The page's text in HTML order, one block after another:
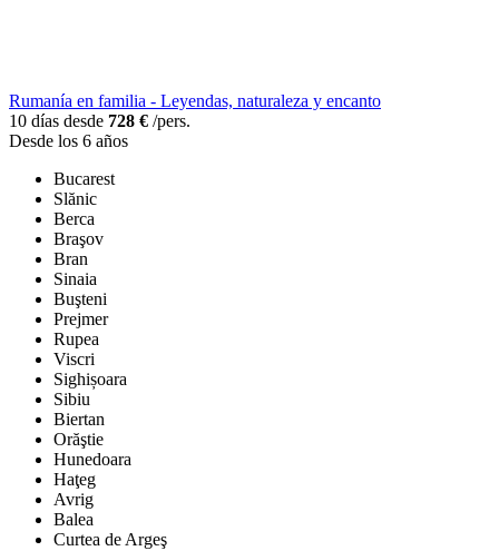
Rumanía en familia - Leyendas, naturaleza y encanto
10 días desde 728 € /pers.
Desde los 6 años
Bucarest
Slănic
Berca
Braşov
Bran
Sinaia
Buşteni
Prejmer
Rupea
Viscri
Sighișoara
Sibiu
Biertan
Orăştie
Hunedoara
Haţeg
Avrig
Balea
Curtea de Argeş